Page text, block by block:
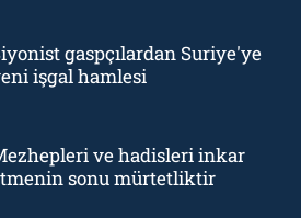
gaspçılardan Suriye'ye
işgal hamlesi
ve hadisleri inkar
sonu mürtetliktir